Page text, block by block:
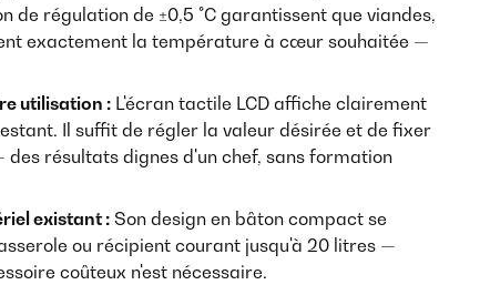
de régulation de ±0,5 °C garantissent que viandes,
exactement la température à cœur souhaitée —
utilisation : L'écran tactile LCD affiche clairement
Il suffit de régler la valeur désirée et de fixer
résultats dignes d'un chef, sans formation
existant : Son design en bâton compact se
ou récipient courant jusqu'à 20 litres —
coûteux n'est nécessaire.